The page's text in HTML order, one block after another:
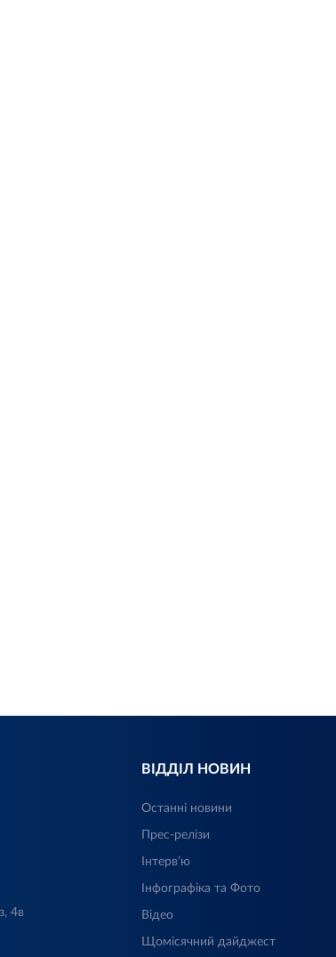
4в
ВІДДІЛ НОВИН
Останні новини
Прес-релізи
Інтерв’ю
Інфографіка та Фото
Відео
Щомісячний дайджест